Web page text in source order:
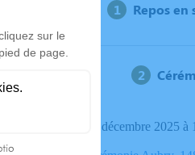
Repos
Le lundi 08 décembre 2025 à